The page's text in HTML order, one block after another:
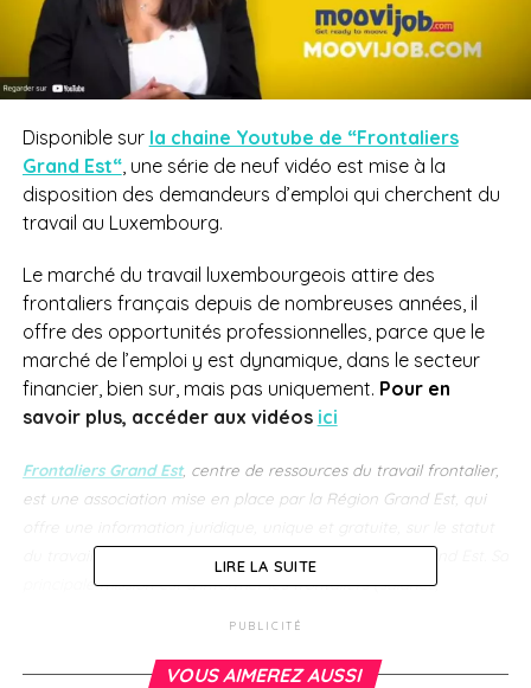
Disponible sur la chaine Youtube de “Frontaliers
Grand Est“, une série de neuf vidéo est mise à la
disposition des demandeurs d’emploi qui cherchent du
travail au Luxembourg.
Le marché du travail luxembourgeois attire des
frontaliers français depuis de nombreuses années, il
offre des opportunités professionnelles, parce que le
marché de l’emploi y est dynamique, dans le secteur
financier, bien sur, mais pas uniquement. Pour en
savoir plus, accéder aux vidéos ici
Frontaliers Grand Est, centre de ressources du travail frontalier,
est une association mise en place par la Région Grand Est, qui
du travailleur frontalier dans la Grande Région et le Grand Est.
principale mission est d’informer les frontaliers (salariés,
en Allemagne, Belgique, France, Luxembourg et Suisse.
LIRE LA SUITE
PUBLICITÉ
VOUS AIMEREZ AUSSI